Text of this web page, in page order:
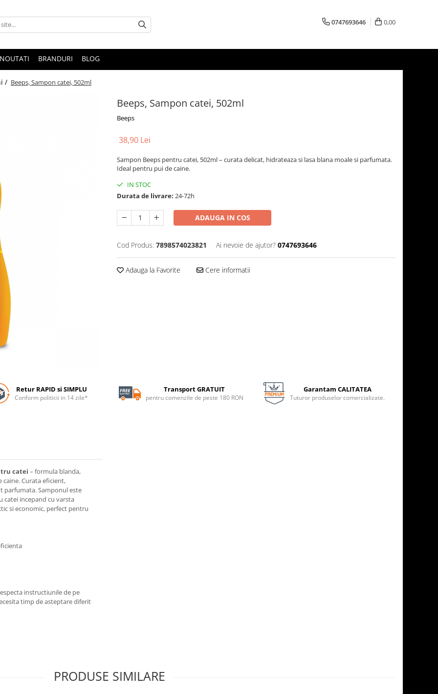
0747693646 0,00
NOUTATI BRANDURI BLOG
/ Beeps, Sampon catei, 502ml
Beeps, Sampon catei, 502ml
Beeps
38,90 Lei
Sampon Beeps pentru catei, 502ml – curata delicat, hidrateaza si lasa blana moale si parfumata.
Ideal pentru pui de caine.
IN STOC
Durata de livrare: 24-72h
ADAUGA IN COS
Cod Produs: 7898574023821 Ai nevoie de ajutor? 0747693646
Adauga la Favorite Cere informatii
Retur RAPID si SIMPLU
Conform politicii in 14 zile*
Transport GRATUIT
pentru comenzile de peste 180 RON
Garantam CALITATEA
Tuturor produselor comercializate.
catei – formula blanda,
Curata eficient,
parfumata. Samponul este
catei incepand cu varsta
si economic, perfect pentru
instructiunile de pe
timp de asteptare diferit
PRODUSE SIMILARE